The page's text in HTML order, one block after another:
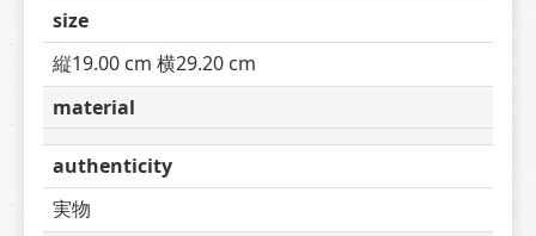
size
縦19.00 cm 横29.20 cm
material
authenticity
実物